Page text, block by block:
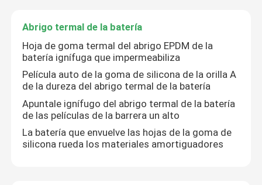
Sobre nosotros
Recorrido por la fábrica
Control de calidad
Abrigo termal de la batería
Hoja de goma termal del abrigo EPDM de la
batería ignífuga que impermeabiliza
Película auto de la goma de silicona de la orilla A
de la dureza del abrigo termal de la batería
Apuntale ignífugo del abrigo termal de la batería
de las películas de la barrera un alto
La batería que envuelve las hojas de la goma de
silicona rueda los materiales amortiguadores